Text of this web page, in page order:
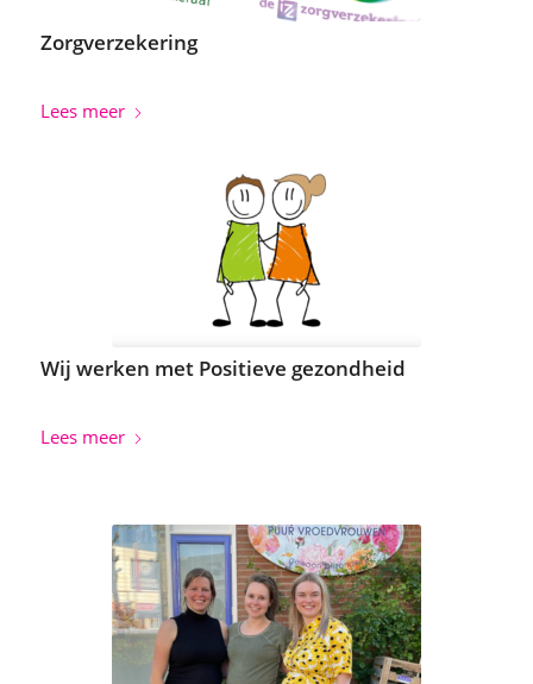
Zorgverzekering
Lees meer
Wij werken met Positieve gezondheid
Lees meer